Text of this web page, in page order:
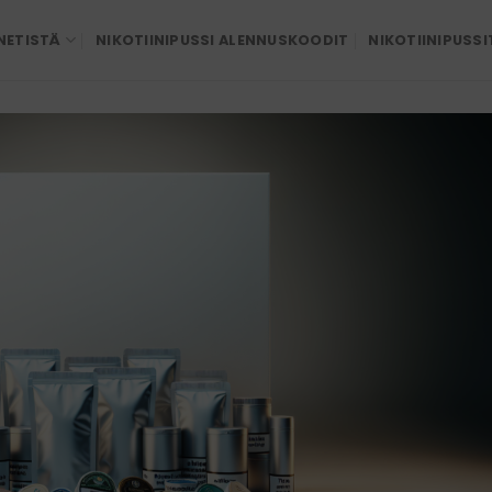
NIKOTIINIPUSSI ALENNUSKOODIT